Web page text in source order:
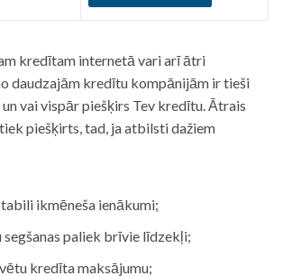
kredītam internetā vari arī ātri
daudzajām kredītu kompānijām ir tieši
vai vispār piešķirs Tev kredītu. Ātrais
piešķirts, tad, ja atbilsti dažiem
ikmēneša ienākumi;
segšanas paliek brīvie līdzekļi;
kredīta maksājumu;